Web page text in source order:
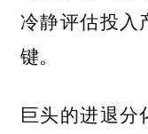
冷静评估投入
键。
巨头的进退分